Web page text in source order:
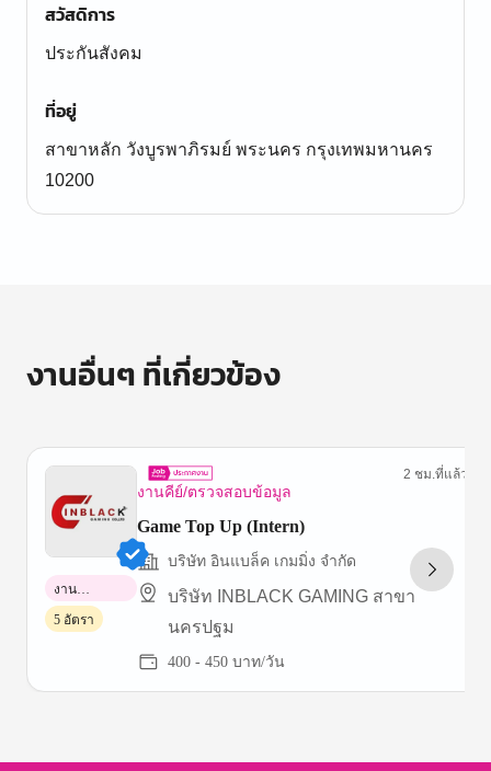
สวัสดิการ
ประกันสังคม
ที่อยู่
สาขาหลัก วังบูรพาภิรมย์ พระนคร กรุงเทพมหานคร
10200
งานอื่นๆ ที่เกี่ยวข้อง
งานคีย์/ตรวจสอบข้อมูล
2 ชม.ที่แล้ว
Game Top Up (Intern)
บริษัท อินแบล็ค เกมมิ่ง จำกัด
บริษัท INBLACK GAMING สาขา
นครปฐม
400 - 450 บาท/วัน
งาน
พาร์ทไทม์
5 อัตรา
of